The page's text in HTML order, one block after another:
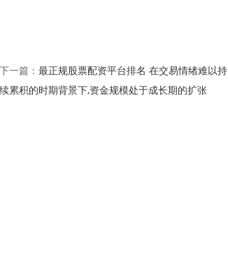
下一篇： 最正规股票配资平台排名 在交易情绪难以持
续累积的时期背景下,资金规模处于成长期的扩张